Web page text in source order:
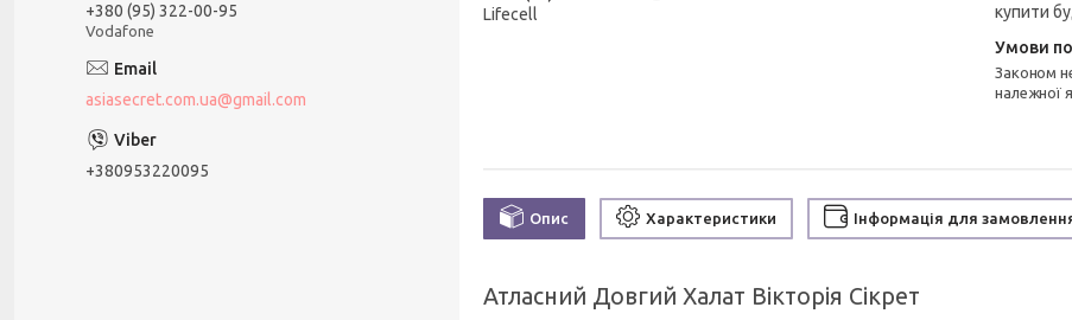
Lifecell
купити
Законом не передбачено повернення та обмін даного товару
належної
Опис Характеристики Інформація для
Атласний Довгий Халат Вікторія Сікрет
+380 (95) 322-00-95
Vodafone
asiasecret.com.ua@gmail.com
+380953220095